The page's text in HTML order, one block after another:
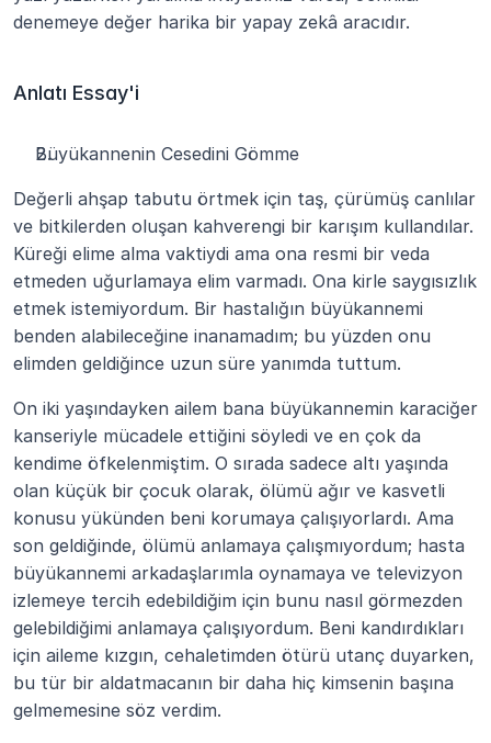
denemeye değer harika bir yapay zekâ aracıdır.
Anlatı Essay'i
Büyükannenin Cesedini Gömme
Değerli ahşap tabutu örtmek için taş, çürümüş canlılar
ve bitkilerden oluşan kahverengi bir karışım kullandılar.
Küreği elime alma vaktiydi ama ona resmi bir veda
etmeden uğurlamaya elim varmadı. Ona kirle saygısızlık
etmek istemiyordum. Bir hastalığın büyükannemi
benden alabileceğine inanamadım; bu yüzden onu
elimden geldiğince uzun süre yanımda tuttum.
On iki yaşındayken ailem bana büyükannemin karaciğer
kanseriyle mücadele ettiğini söyledi ve en çok da
kendime öfkelenmiştim. O sırada sadece altı yaşında
olan küçük bir çocuk olarak, ölümü ağır ve kasvetli
konusu yükünden beni korumaya çalışıyorlardı. Ama
son geldiğinde, ölümü anlamaya çalışmıyordum; hasta
büyükannemi arkadaşlarımla oynamaya ve televizyon
izlemeye tercih edebildiğim için bunu nasıl görmezden
gelebildiğimi anlamaya çalışıyordum. Beni kandırdıkları
için aileme kızgın, cehaletimden ötürü utanç duyarken,
bu tür bir aldatmacanın bir daha hiç kimsenin başına
gelmemesine söz verdim.